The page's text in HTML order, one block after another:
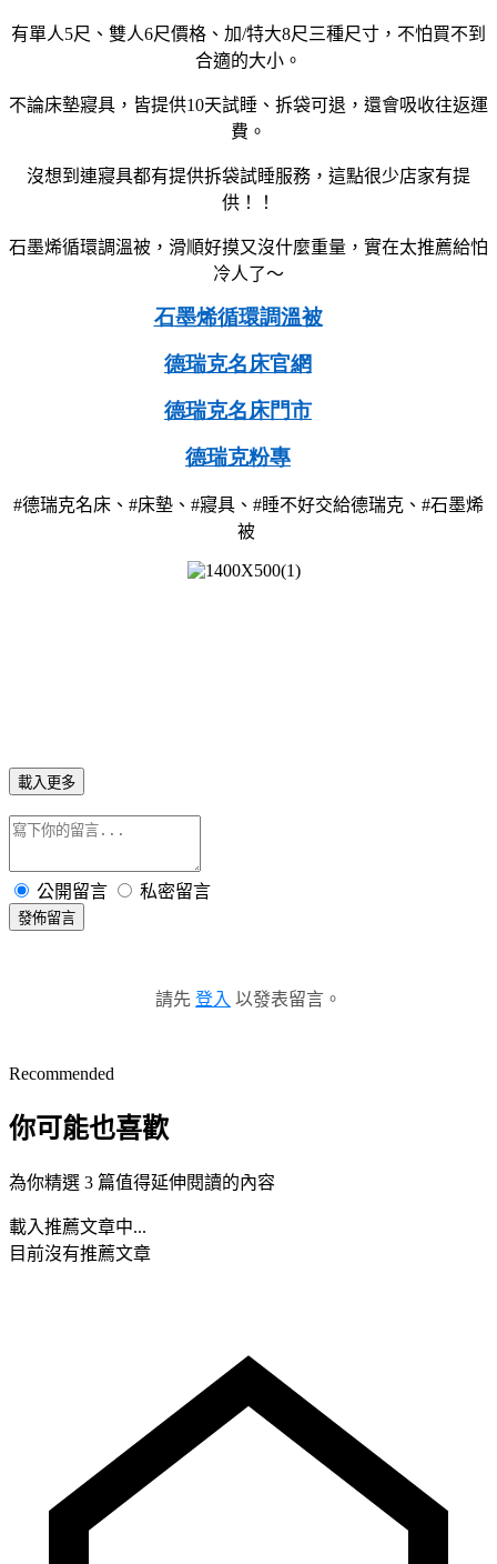
有單人5尺、雙人6尺價格、加/特大8尺三種尺寸，不怕買不到
合適的大小。
不論床墊寢具，皆提供10天試睡、拆袋可退，還會吸收往返運
費。
沒想到連寢具都有提供拆袋試睡服務，這點很少店家有提
供！！
石墨烯循環調溫被，滑順好摸又沒什麼重量，實在太推薦給怕
冷人了～
石墨烯循環調溫被
德瑞克名床官網
德瑞克名床門市
德瑞克粉專
#德瑞克名床、 #床墊、 #寢具、 #睡不好交給德瑞克、 #石墨烯
被
載入更多
公開留言 私密留言
發佈留言
請先 登入 以發表留言。
Recommended
你可能也喜歡
為你精選 3 篇值得延伸閱讀的內容
載入推薦文章中...
目前沒有推薦文章